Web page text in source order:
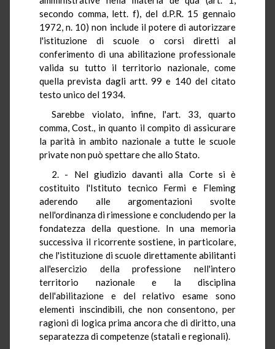
secondo comma, lett. f), del d.P.R. 15 gennaio
1972, n. 10) non include il potere di autorizzare
l'istituzione di scuole o corsi diretti al
conferimento di una abilitazione professionale
valida su tutto il territorio nazionale, come
quella prevista dagli artt. 99 e 140 del citato
testo unico del 1934.
Sarebbe violato, infine, l'art. 33, quarto
comma, Cost., in quanto il compito di assicurare
la parità in ambito nazionale a tutte le scuole
private non può spettare che allo Stato.
2. - Nel giudizio davanti alla Corte si è
costituito l'Istituto tecnico Fermi e Fleming
aderendo alle argomentazioni svolte
nell'ordinanza di rimessione e concludendo per la
fondatezza della questione. In una memoria
successiva il ricorrente sostiene, in particolare,
che l'istituzione di scuole direttamente abilitanti
all'esercizio della professione nell'intero
territorio nazionale e la disciplina
dell'abilitazione e del relativo esame sono
elementi inscindibili, che non consentono, per
ragioni di logica prima ancora che di diritto, una
separatezza di competenze (statali e regionali).